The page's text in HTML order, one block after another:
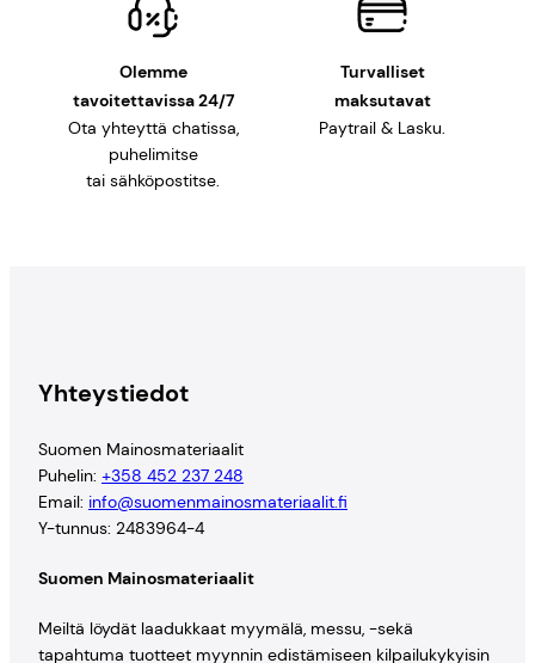
Olemme
tavoitettavissa 24/7
Ota yhteyttä chatissa,
puhelimitse
tai sähköpostitse.
Turvalliset
maksutavat
Paytrail & Lasku.
Yhteystiedot
Suomen Mainosmateriaalit
Puhelin: +358 452 237 248
Email: info@suomenmainosmateriaalit.fi
Y-tunnus: 2483964-4
Suomen Mainosmateriaalit
Meiltä löydät laadukkaat myymälä, messu, -sekä
tapahtuma tuotteet myynnin edistämiseen kilpailukykyisin